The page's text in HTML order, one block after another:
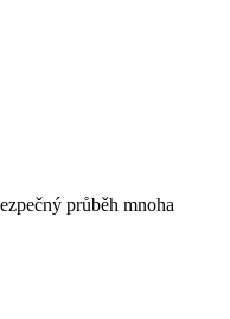
průběh mnoha